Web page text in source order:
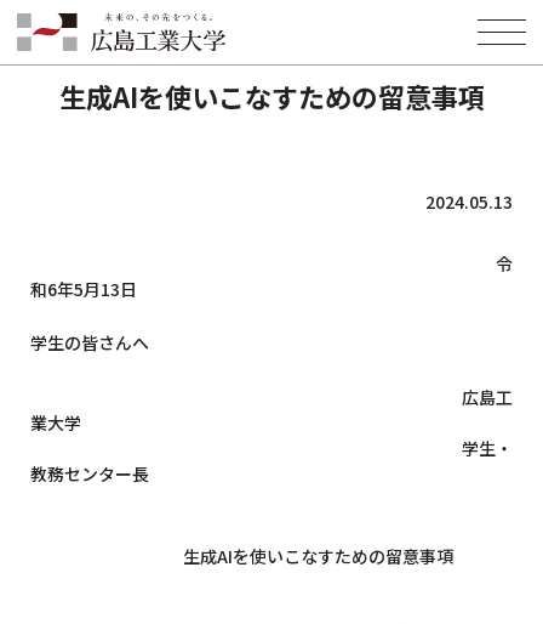
HOME INFORMATION
生成AIを使いこなすための留意事項
2024.05.13
令
和6年5月13日
学生の皆さんへ
広島工
業大学
学生・
教務センター長
生成AIを使いこなすための留意事項